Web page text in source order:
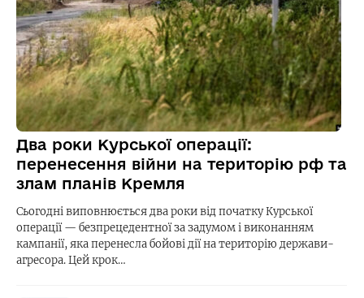
Два роки Курської операції:
перенесення війни на територію рф та
злам планів Кремля
Сьогодні виповнюється два роки від початку Курської
операції — безпрецедентної за задумом і виконанням
кампанії, яка перенесла бойові дії на територію держави-
агресора. Цей крок…